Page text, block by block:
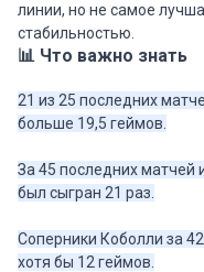
линии, но не самое
стабильностью.
📊 Что важно знать
21 из 25 последних
больше 19,5 геймов.
За 45 последних матчей
был сыгран 21 раз.
Соперники Коболли за
хотя бы 12 геймов.